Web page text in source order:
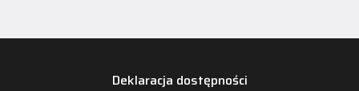
Deklaracja dostępności